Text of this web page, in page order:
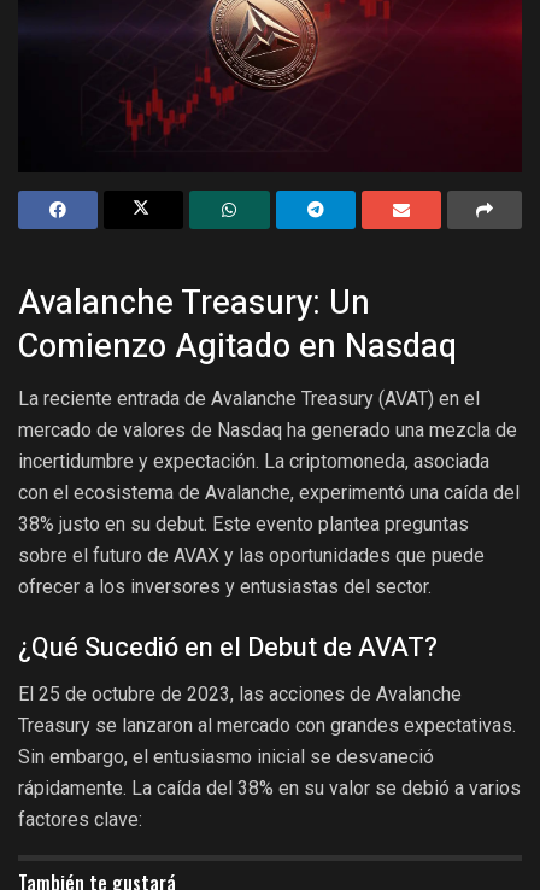
Avalanche Treasury: Un
Comienzo Agitado en Nasdaq
La reciente entrada de Avalanche Treasury (AVAT) en el
mercado de valores de Nasdaq ha generado una mezcla de
incertidumbre y expectación. La criptomoneda, asociada
con el ecosistema de Avalanche, experimentó una caída del
38% justo en su debut. Este evento plantea preguntas
sobre el futuro de AVAX y las oportunidades que puede
ofrecer a los inversores y entusiastas del sector.
¿Qué Sucedió en el Debut de AVAT?
El 25 de octubre de 2023, las acciones de Avalanche
Treasury se lanzaron al mercado con grandes expectativas.
Sin embargo, el entusiasmo inicial se desvaneció
rápidamente. La caída del 38% en su valor se debió a varios
factores clave:
También te gustará